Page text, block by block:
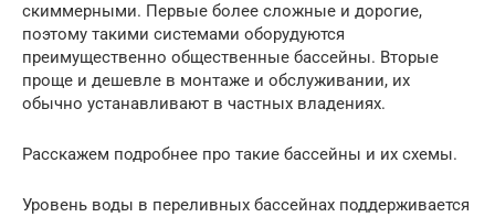
скиммерными. Первые более сложные и дорогие,
поэтому такими системами оборудуются
преимущественно общественные бассейны. Вторые
проще и дешевле в монтаже и обслуживании, их
обычно устанавливают в частных владениях.
Расскажем подробнее про такие бассейны и их схемы.
Уровень воды в переливных бассейнах поддерживается